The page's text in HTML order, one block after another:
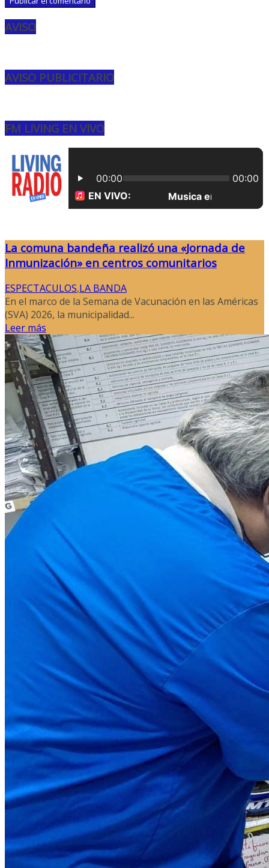
AVISO
AVISO PUBLICITARIO
FM LIVING EN VIVO
La comuna bandeña realizó una «Jornada de
Inmunización» en centros comunitarios
ESPECTACULOS,LA BANDA
En el marco de la Semana de Vacunación en las Américas
(SVA) 2026, la municipalidad...
Leer más